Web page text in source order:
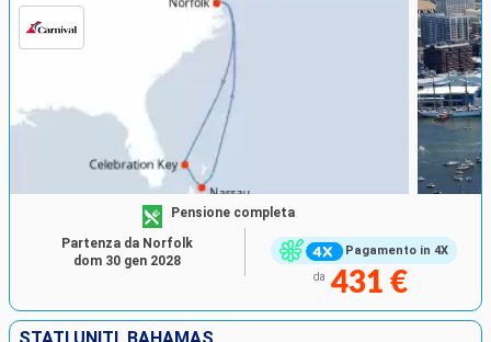
Pagamento in 4X
Pensione completa
da 431 €
Partenza da Norfolk
dom 30 gen 2028